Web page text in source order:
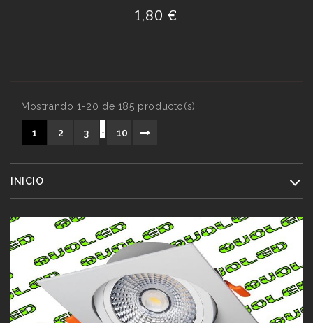
1,80 €
Mostrando 1-20 de 185 producto(s)
1 2 3 10
INICIO